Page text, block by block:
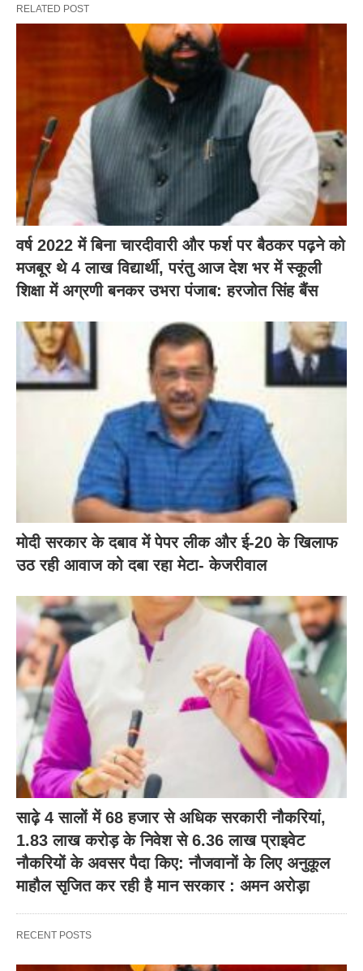
RELATED POST
वर्ष 2022 में बिना चारदीवारी और फर्श पर बैठकर पढ़ने को
मजबूर थे 4 लाख विद्यार्थी, परंतु आज देश भर में स्कूली
शिक्षा में अग्रणी बनकर उभरा पंजाब: हरजोत सिंह बैंस
मोदी सरकार के दबाव में पेपर लीक और ई-20 के खिलाफ
उठ रही आवाज को दबा रहा मेटा- केजरीवाल
साढ़े 4 सालों में 68 हजार से अधिक सरकारी नौकरियां,
1.83 लाख करोड़ के निवेश से 6.36 लाख प्राइवेट
नौकरियों के अवसर पैदा किए: नौजवानों के लिए अनुकूल
माहौल सृजित कर रही है मान सरकार : अमन अरोड़ा
RECENT POSTS